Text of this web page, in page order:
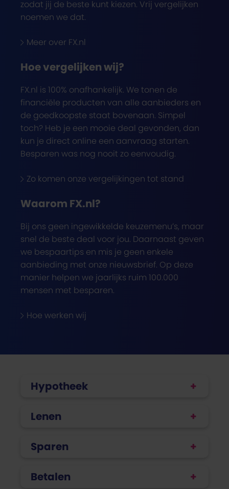
zodat jij de beste kunt kiezen. Vrij vergelijken
noemen we dat.
Meer over FX.nl
Hoe vergelijken wij?
FX.nl is 100% onafhankelijk. We tonen de
financiële producten van alle aanbieders en
de goedkoopste staat bovenaan. Simpel
toch? Heb je een mooie deal gevonden, dan
kun je direct online een aanvraag starten.
Besparen was nog nooit zo eenvoudig.
Zo komen onze vergelijkingen tot stand
Waarom FX.nl?
Bij ons geen ingewikkelde keuzemenu’s, maar
snel de beste deal voor jou. Daarnaast geven
we bespaartips en mis je geen enkele
aanbieding met onze nieuwsbrief. Op deze
manier helpen we jaarlijks ruim 100.000
mensen met besparen.
Hoe werken wij
Hypotheek
Lenen
Sparen
Betalen